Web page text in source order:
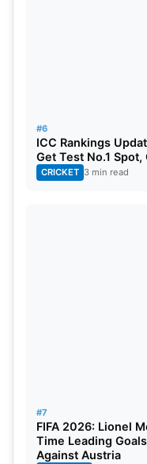
#6
ICC Rankings
Get Test No.1
CRICKET 3 min read
#7
FIFA 2026: Lionel
Time Leading
Against Austria